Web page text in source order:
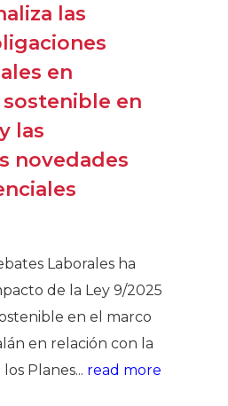
las
en
en
las
novedades
Laborales ha
de la Ley 9/2025
en el marco
en relación con la
Planes... read more